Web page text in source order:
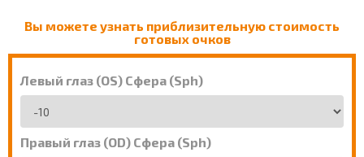
Вы можете узнать приблизительную стоимость
готовых очков
Левый глаз (OS) Сфера (Sph)
Правый глаз (OD) Сфера (Sph)